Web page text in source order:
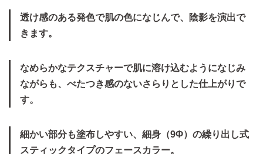
透け感のある発色で肌の色になじんで、陰影を演出で
きます。
なめらかなテクスチャーで肌に溶け込むようになじみ
ながらも、べたつき感のないさらりとした仕上がりで
す。
細かい部分も塗布しやすい、細身（9Φ）の繰り出し式
スティックタイプのフェースカラー。